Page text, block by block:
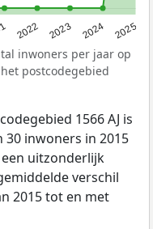
2022 2023 2024 2025
inwoners per jaar op
postcodegebied
1566 AJ is
30 inwoners in 2015
uitzonderlijk
verschil
2015 tot en met